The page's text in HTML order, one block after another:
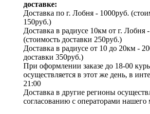
доставке:
Доставка по г. Лобня - 1000руб.
150руб.)
Доставка в радиусе 10км от г. Лобня
(стоимость доставки 250руб.)
Доставка в радиусе от 10 до 20км -
доставки 350руб.)
При оформлении заказе до 18-00
осуществляется в этот же день, в
21:00
Доставка в другие регионы
согласованию с операторами нашего